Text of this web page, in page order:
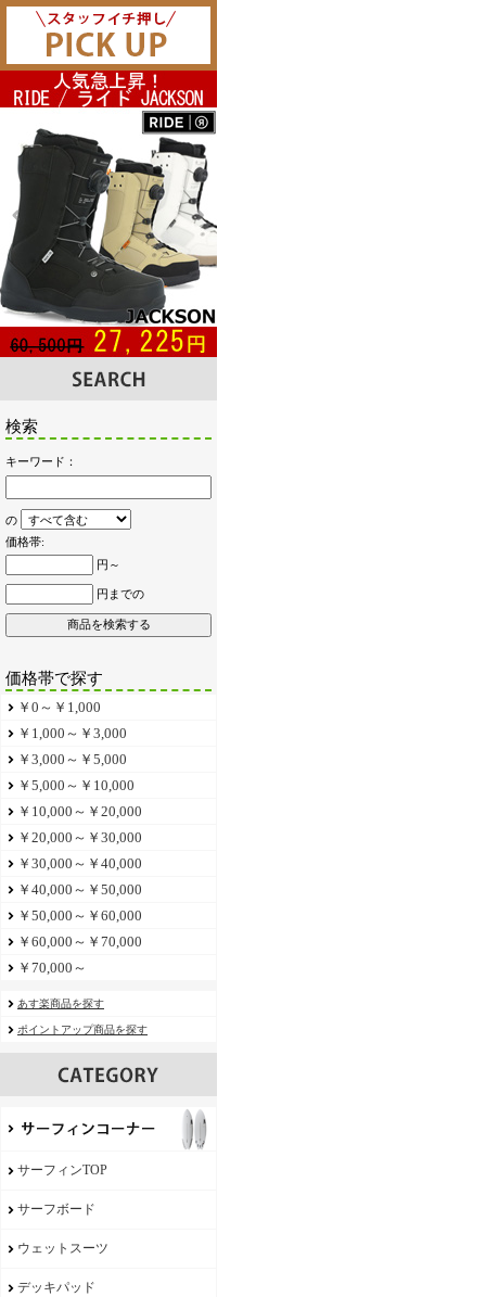
検索
キーワード：
の
価格帯:
円～
円までの
価格帯で探す
￥0～￥1,000
￥1,000～￥3,000
￥3,000～￥5,000
￥5,000～￥10,000
￥10,000～￥20,000
￥20,000～￥30,000
￥30,000～￥40,000
￥40,000～￥50,000
￥50,000～￥60,000
￥60,000～￥70,000
￥70,000～
あす楽商品を探す
ポイントアップ商品を探す
サーフィンTOP
サーフボード
ウェットスーツ
デッキパッド